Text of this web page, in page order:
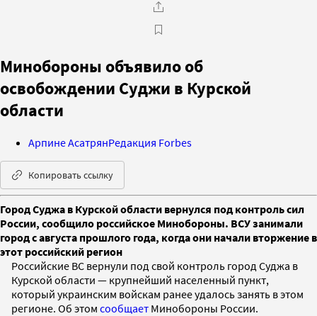
Минобороны объявило об
освобождении Суджи в Курской
области
Арпине АсатрянРедакция Forbes
Копировать ссылку
Город Суджа в Курской области вернулся под контроль сил
России, сообщило российское Минобороны. ВСУ занимали
город с августа прошлого года, когда они начали вторжение в
этот российский регион
Российские ВС вернули под свой контроль город Суджа в
Курской области — крупнейший населенный пункт,
который украинским войскам ранее удалось занять в этом
регионе. Об этом сообщает Минобороны России.